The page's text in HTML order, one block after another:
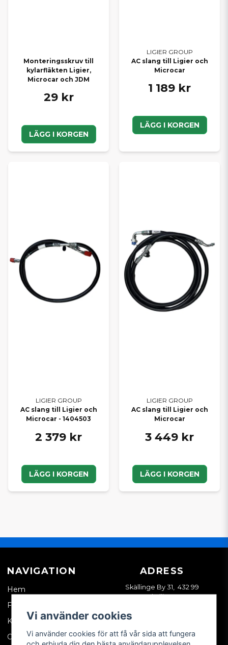
Monteringsskruv till
kylarfläkten Ligier,
Microcar och JDM
29 kr
LÄGG I KORGEN
LIGIER GROUP
AC slang till Ligier och
Microcar
1 189 kr
LÄGG I KORGEN
LIGIER GROUP
AC slang till Ligier och
Microcar - 1404503
2 379 kr
LÄGG I KORGEN
LIGIER GROUP
AC slang till Ligier och
Microcar
3 449 kr
LÄGG I KORGEN
NAVIGATION
Hem
Företagskund
Kontakta oss
Om oss
ADRESS
Skällinge By 31, 432 99
Skällinge
Vi använder cookies
Vi använder cookies för att få vår sida att fungera